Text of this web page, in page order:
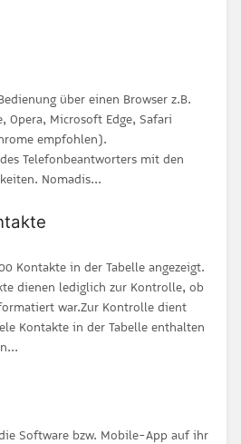
über einen Browser z.B.
Opera, Microsoft Edge, Safari
empfohlen).
Telefonbeantworters mit den
Nomadis...
Kontakte in der Tabelle angezeigt.
dienen lediglich zur Kontrolle, ob
war.Zur Kontrolle dient
Kontakte in der Tabelle enthalten
Software bzw. Mobile-App auf ihr